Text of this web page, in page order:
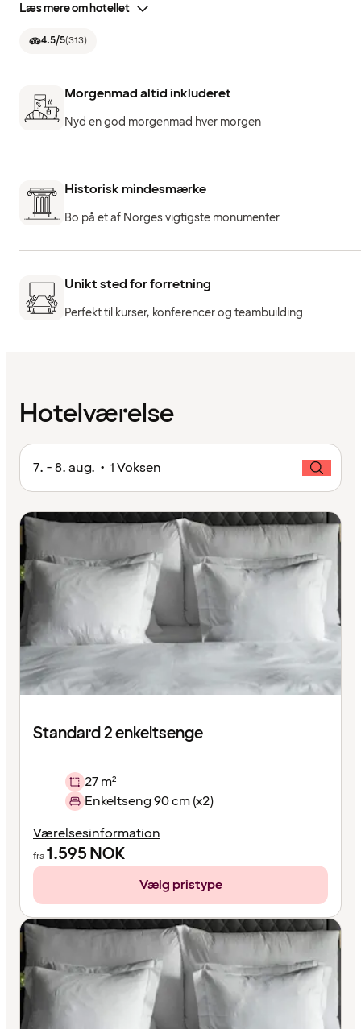
Læs mere om hotellet
4.5/5(313)
Morgenmad altid inkluderet
Nyd en god morgenmad hver morgen
Historisk mindesmærke
Bo på et af Norges vigtigste monumenter
Unikt sted for forretning
Perfekt til kurser, konferencer og teambuilding
Hotelværelse
7. - 8. aug. • 1 Voksen
Standard 2 enkeltsenge
27 m²
Enkeltseng 90 cm (x2)
Værelsesinformation
fra1.595NOK
Vælg pristype